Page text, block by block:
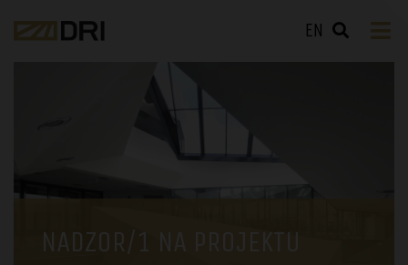
EN
NADZOR/1 NA PROJEKTU